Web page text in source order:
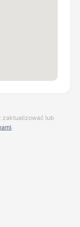
zaktualizować lub
.